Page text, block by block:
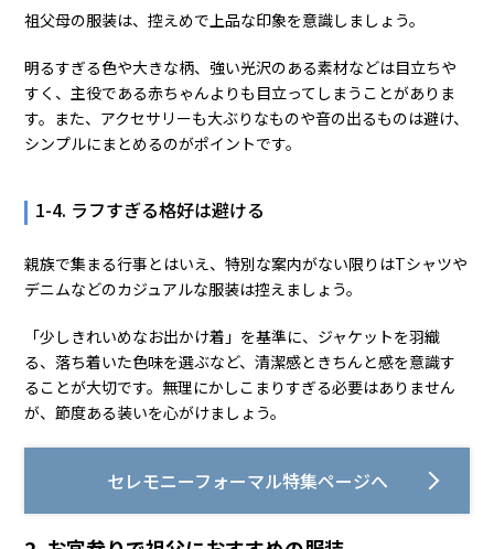
祖父母の服装は、控えめで上品な印象を意識しましょう。
明るすぎる色や大きな柄、強い光沢のある素材などは目立ちや
すく、主役である赤ちゃんよりも目立ってしまうことがありま
す。また、アクセサリーも大ぶりなものや音の出るものは避け、
シンプルにまとめるのがポイントです。
1-4. ラフすぎる格好は避ける
親族で集まる行事とはいえ、特別な案内がない限りはTシャツや
デニムなどのカジュアルな服装は控えましょう。
「少しきれいめなお出かけ着」を基準に、ジャケットを羽織
る、落ち着いた色味を選ぶなど、清潔感ときちんと感を意識す
ることが大切です。無理にかしこまりすぎる必要はありません
が、節度ある装いを心がけましょう。
セレモニーフォーマル特集ページへ